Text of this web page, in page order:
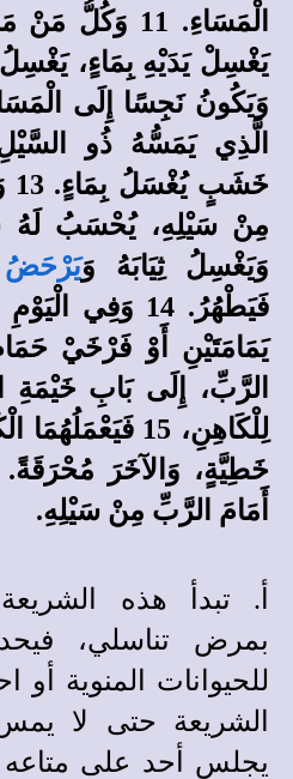
الْمَسَاءِ. 11
يَغْسِلْ يَدَيْهِ بِمَاءٍ، يَغْسِلُ
الَّذِي يَمَسُّهُ ذُو
مِنْ سَيْلِهِ، يُحْسَبُ لَهُ
وَيَغْسِلُ ثِيَابَهُ وَيَرْحَضُ
فَيَطْهُرُ. 14 وَفِي
يَمَامَتَيْنِ أَوْ فَرْخَيْ
الرَّبِّ، إِلَى بَابِ خَيْمَةِ
لِلْكَاهِنِ، 15
خَطِيَّةٍ، وَالآخَرَ
أَمَامَ الرَّبِّ مِنْ سَيْلِهِ.
أ. تبدأ هذه
بمرض تناسلي،
للحيوانات المنوية
الشريعة حتى لا
يجلس أحد على